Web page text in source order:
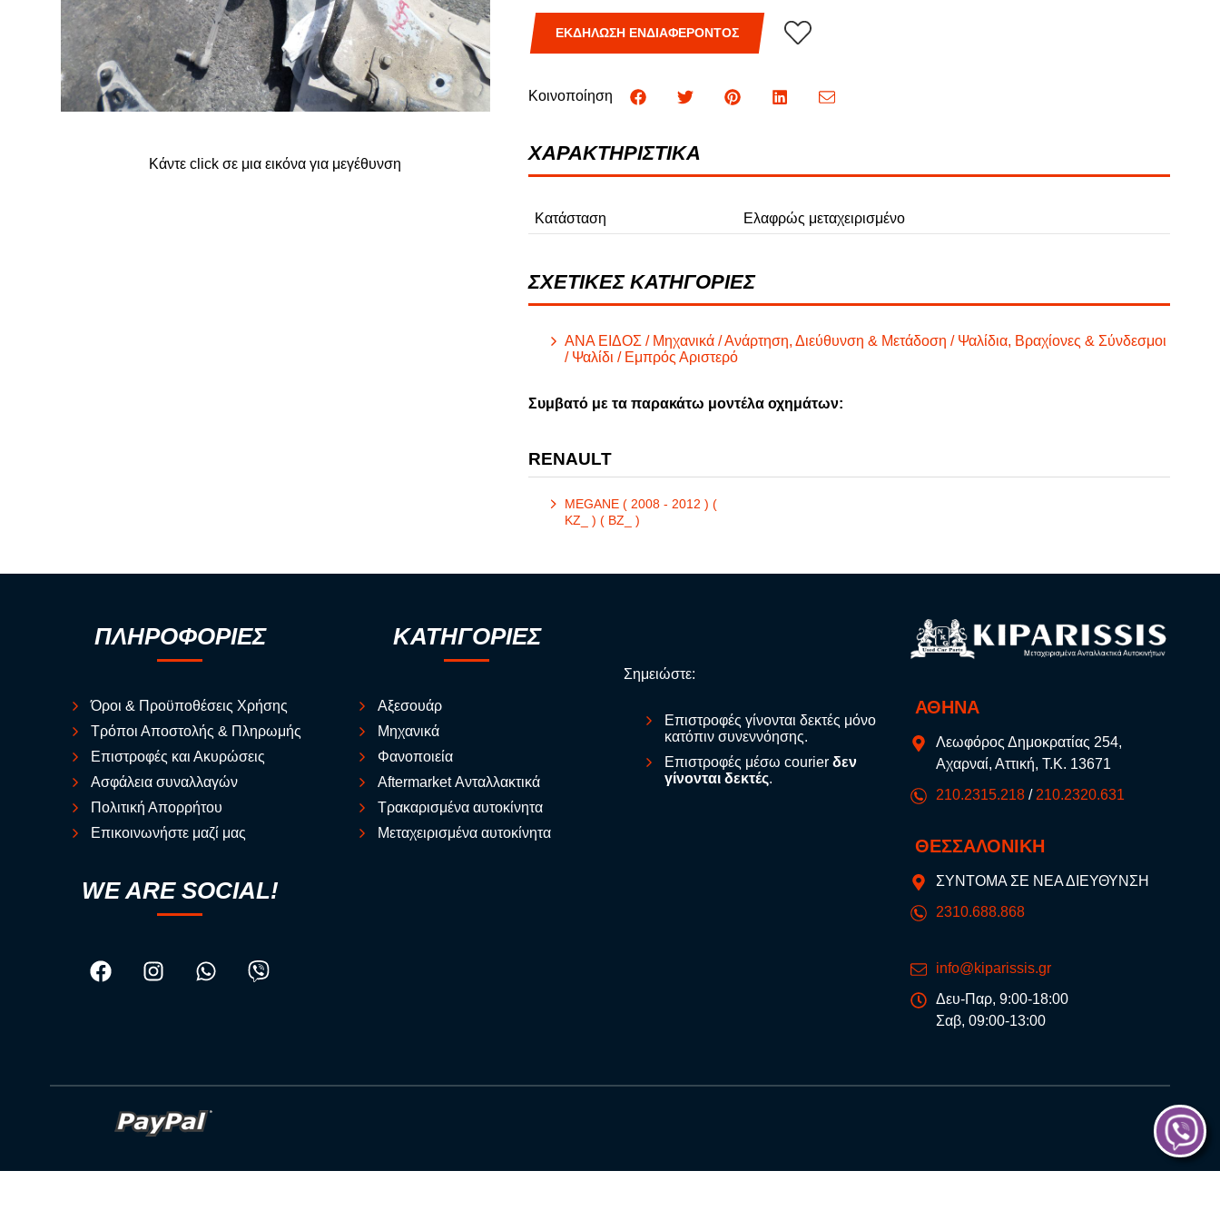
FORD
GREAT WALL
Φ
Κάντε click σε μια εικόνα για μεγέθυνση
ΕΚΔΗΛΩΣΗ ΕΝΔΙΑΦΕΡΟΝΤΟΣ
Κοινοποίηση
ΧΑΡΑΚΤΗΡΙΣΤΙΚΑ
Κατάσταση Ελαφρώς μεταχειρισμένο
ΣΧΕΤΙΚΕΣ ΚΑΤΗΓΟΡΙΕΣ
ΑΝΑ ΕΙΔΟΣ / Μηχανικά / Ανάρτηση, Διεύθυνση & Μετάδοση / Ψαλίδια, Βραχίονες & Σύνδεσμοι
/ Ψαλίδι / Εμπρός Αριστερό
Συμβατό με τα παρακάτω μοντέλα οχημάτων:
RENAULT
MEGANE ( 2008 - 2012 ) (
KZ_ ) ( BZ_ )
ΠΛΗΡΟΦΟΡΙΕΣ
Όροι & Προϋποθέσεις Χρήσης
Τρόποι Αποστολής & Πληρωμής
Επιστροφές και Ακυρώσεις
Ασφάλεια συναλλαγών
Πολιτική Απορρήτου
Επικοινωνήστε μαζί μας
WE ARE SOCIAL!
ΚΑΤΗΓΟΡΙΕΣ
Αξεσουάρ
Μηχανικά
Φανοποιεία
Aftermarket Ανταλλακτικά
Τρακαρισμένα αυτοκίνητα
Μεταχειρισμένα αυτοκίνητα
Σημειώστε:
Επιστροφές γίνονται δεκτές μόνο
κατόπιν συνεννόησης.
Επιστροφές μέσω courier δεν
γίνονται δεκτές.
ΑΘΗΝΑ
Λεωφόρος Δημοκρατίας 254,
Αχαρναί, Αττική, Τ.Κ. 13671
210.2315.218 / 210.2320.631
ΘΕΣΣΑΛΟΝΙΚΗ
ΣΥΝΤΟΜΑ ΣΕ ΝΕΑ ΔΙΕΥΘΥΝΣΗ
2310.688.868
info@kiparissis.gr
Δευ-Παρ, 9:00-18:00
Σαβ, 09:00-13:00